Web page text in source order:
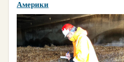
Америки